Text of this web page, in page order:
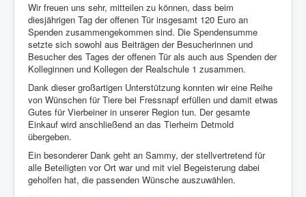
Wir freuen uns sehr, mitteilen zu können, dass beim
diesjährigen Tag der offenen Tür insgesamt 120 Euro an
Spenden zusammengekommen sind. Die Spendensumme
setzte sich sowohl aus Beiträgen der Besucherinnen und
Besucher des Tages der offenen Tür als auch aus Spenden der
Kolleginnen und Kollegen der Realschule 1 zusammen.
Dank dieser großartigen Unterstützung konnten wir eine Reihe
von Wünschen für Tiere bei Fressnapf erfüllen und damit etwas
Gutes für Vierbeiner in unserer Region tun. Der gesamte
Einkauf wird anschließend an das Tierheim Detmold
übergeben.
Ein besonderer Dank geht an Sammy, der stellvertretend für
alle Beteiligten vor Ort war und mit viel Begeisterung dabei
geholfen hat, die passenden Wünsche auszuwählen.